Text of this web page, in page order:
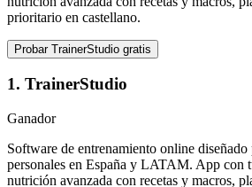
prioritario en castellano.
Probar TrainerStudio gratis
1. TrainerStudio
Ganador
Software de entrenamiento online diseñado
personales en España y LATAM. App con
nutrición avanzada con recetas y macros,